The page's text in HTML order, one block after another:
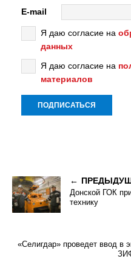
E-mail
Я даю согласие на
данных
Я даю согласие на
материалов
Донской ГОК
технику
«Селигдар» проведет ввод в